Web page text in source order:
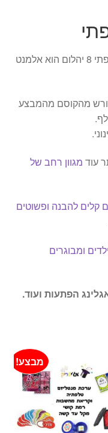
קוסמים אנשי במה קסם חוט ברזל טלפתי 8 יהלום הוא אלמנט
מהקוסם מהמבצע
עוד מגוון רחב של
קלים להבנה ופשוטים
ומבוגרים
הפתעות ועוד.
מבצע!